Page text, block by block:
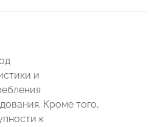
и
Кроме того,
к